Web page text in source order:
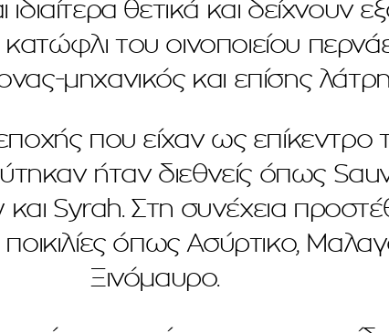
θετικά και δείχνουν
του οινοποιείου
μηχανικός και επίσης
που είχαν ως
ήταν διεθνείς όπως
Syrah. Στη συνέχεια
όπως Ασύρτικο,
Ξινόμαυρο.